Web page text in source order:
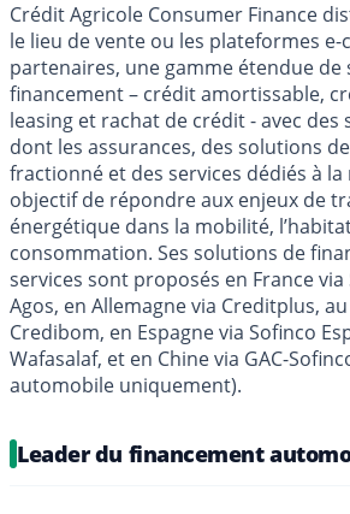
Crédit Agricole Consumer Finance
le lieu de vente ou les plateformes e-
partenaires, une gamme étendue de
financement – crédit amortissable,
leasing et rachat de crédit - avec des
dont les assurances, des solutions
fractionné et des services dédiés à
objectif de répondre aux enjeux de
énergétique dans la mobilité,
consommation. Ses solutions de
services sont proposés en France via
Agos, en Allemagne via Creditplus,
Credibom, en Espagne via Sofinco
Wafasalaf, et en Chine via GAC-
automobile uniquement).
Leader du financement